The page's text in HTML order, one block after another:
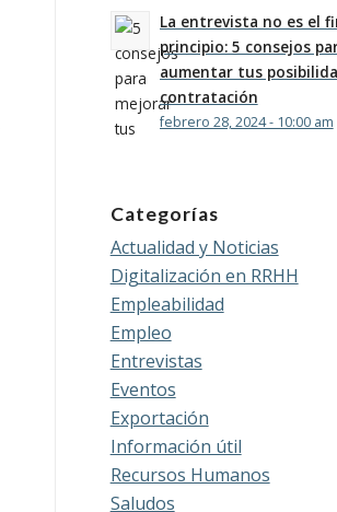
La entrevista no es el
principio: 5 consejos
aumentar tus
contratación
febrero 28, 2024 - 10:00 am
Categorías
Actualidad y Noticias
Digitalización en RRHH
Empleabilidad
Empleo
Entrevistas
Eventos
Exportación
Información útil
Recursos Humanos
Saludos